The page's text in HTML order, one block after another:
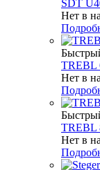
SDT
Нет в
TREBL
Нет в
TREBL
Нет в